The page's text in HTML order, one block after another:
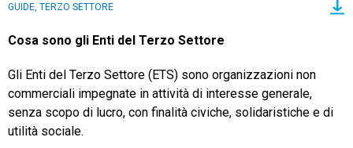
GUIDE, TERZO SETTORE
Cosa sono gli Enti del Terzo Settore
Gli Enti del Terzo Settore (ETS) sono organizzazioni non
commerciali impegnate in attività di interesse generale,
senza scopo di lucro, con finalità civiche, solidaristiche e di
utilità sociale.